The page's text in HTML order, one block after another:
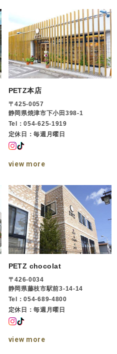
PETZ本店
〒425-0057
静岡県焼津市下小田398-1
Tel：054-625-1919
定休日：毎週月曜日
view more
PETZ chocolat
〒426-0034
静岡県藤枝市駅前3-14-14
Tel：054-689-4800
定休日：毎週月曜日
view more